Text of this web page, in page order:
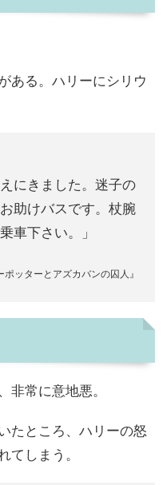
ある。ハリーにシリウ
にきました。迷子の
助けバスです。杖腕
車下さい。」
ポッターとアズカバンの囚人』
非常に意地悪。
たところ、ハリーの怒
てしまう。